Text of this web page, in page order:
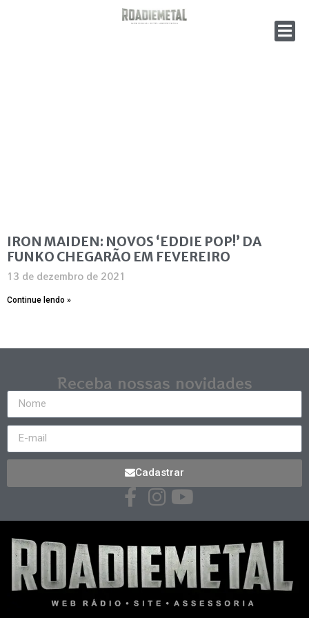
IRON MAIDEN: NOVOS ‘EDDIE POP!’ DA
FUNKO CHEGARÃO EM FEVEREIRO
13 de dezembro de 2021
Continue lendo »
Receba nossas novidades
Cadastrar